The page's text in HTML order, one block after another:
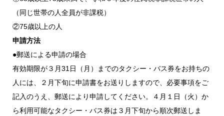
（同じ世帯の人全員が非課税）
②75歳以上の人
申請方法
●郵送による申請の場合
有効期限が３月31日（月）までのタクシー・バス券をお持ちの
人には、２月下旬に申請書をお送りしますので、必要事項をご
記入のうえ、郵送により申請してください。４月１日（火）か
ら利用可能なタクシー・バス券は３月下旬から順次郵送しま